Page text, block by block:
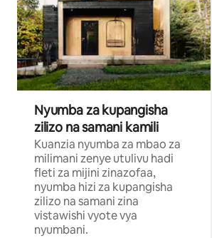
Nyumba za kupangisha
zilizo na samani kamili
Kuanzia nyumba za mbao za
milimani zenye utulivu hadi
fleti za mijini zinazofaa,
nyumba hizi za kupangisha
zilizo na samani zina
vistawishi vyote vya
nyumbani.